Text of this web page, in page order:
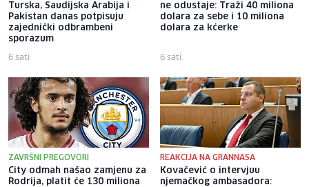
Turska, Saudijska Arabija i
Pakistan danas potpisuju
zajednički odbrambeni
sporazum
6 sati
ne odustaje: Traži 40 miliona
dolara za sebe i 10 miliona
dolara za kćerke
6 sati
ZAVRŠNI PREGOVORI
City odmah našao zamjenu za
Rodrija, platit će 130 miliona
REAKCIJA NA GRANNASA
Kovačević o intervjuu
njemačkog ambasadora: